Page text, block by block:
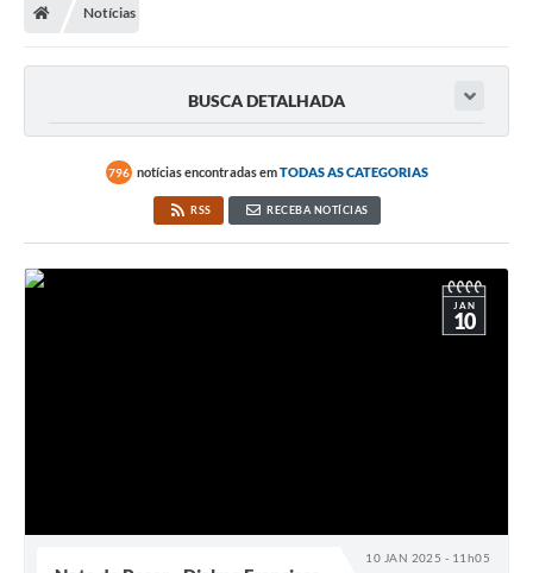
Notícias
BUSCA DETALHADA
796 notícias encontradas emTODAS AS CATEGORIAS
RSS RECEBA NOTÍCIAS
10 JAN 2025 - 11h05
JAN
10